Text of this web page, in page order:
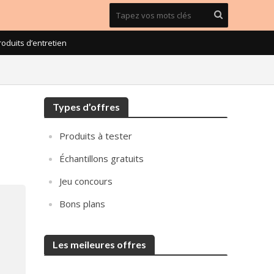
d’entretien
Types d’offres
Produits à tester
Échantillons gratuits
Jeu concours
Bons plans
Les meileures offres